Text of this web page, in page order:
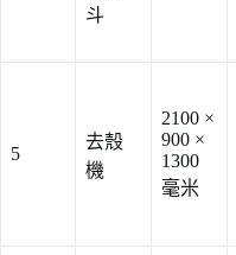
斗
5
去殼
機
2100 ×
900 ×
1300
毫米